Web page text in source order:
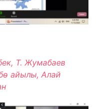
Т. Жумабаев
айылы, Алай